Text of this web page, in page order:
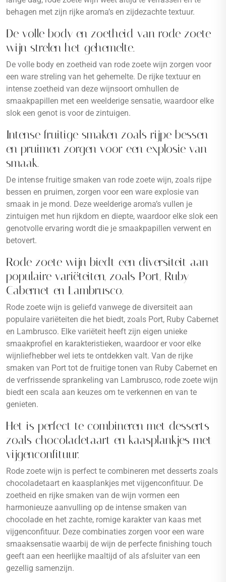
behagen met zijn rijke aroma’s en zijdezachte textuur.
De volle body en zoetheid van rode zoete
wijn strelen het gehemelte.
De volle body en zoetheid van rode zoete wijn zorgen voor
een ware streling van het gehemelte. De rijke textuur en
intense zoetheid van deze wijnsoort omhullen de
smaakpapillen met een weelderige sensatie, waardoor elke
slok een genot is voor de zintuigen.
Intense fruitige smaken zoals rijpe bessen
en pruimen zorgen voor een explosie van
smaak.
De intense fruitige smaken van rode zoete wijn, zoals rijpe
bessen en pruimen, zorgen voor een ware explosie van
smaak in je mond. Deze weelderige aroma’s vullen je
zintuigen met hun rijkdom en diepte, waardoor elke slok een
genotvolle ervaring wordt die je smaakpapillen verwent en
betovert.
Rode zoete wijn biedt een diversiteit aan
populaire variëteiten, zoals Port, Ruby
Cabernet en Lambrusco.
Rode zoete wijn is geliefd vanwege de diversiteit aan
populaire variëteiten die het biedt, zoals Port, Ruby Cabernet
en Lambrusco. Elke variëteit heeft zijn eigen unieke
smaakprofiel en karakteristieken, waardoor er voor elke
wijnliefhebber wel iets te ontdekken valt. Van de rijke
smaken van Port tot de fruitige tonen van Ruby Cabernet en
de verfrissende sprankeling van Lambrusco, rode zoete wijn
biedt een scala aan keuzes om te verkennen en van te
genieten.
Het is perfect te combineren met desserts
zoals chocoladetaart en kaasplankjes met
vijgenconfituur.
Rode zoete wijn is perfect te combineren met desserts zoals
chocoladetaart en kaasplankjes met vijgenconfituur. De
zoetheid en rijke smaken van de wijn vormen een
harmonieuze aanvulling op de intense smaken van
chocolade en het zachte, romige karakter van kaas met
vijgenconfituur. Deze combinaties zorgen voor een ware
smaaksensatie waarbij de wijn de perfecte finishing touch
geeft aan een heerlijke maaltijd of als afsluiter van een
gezellig samenzijn.